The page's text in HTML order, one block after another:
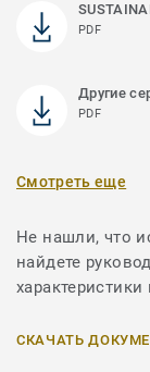
PDF
Другие
PDF
Смотреть еще
Не нашли, что
найдете
СКАЧАТЬ